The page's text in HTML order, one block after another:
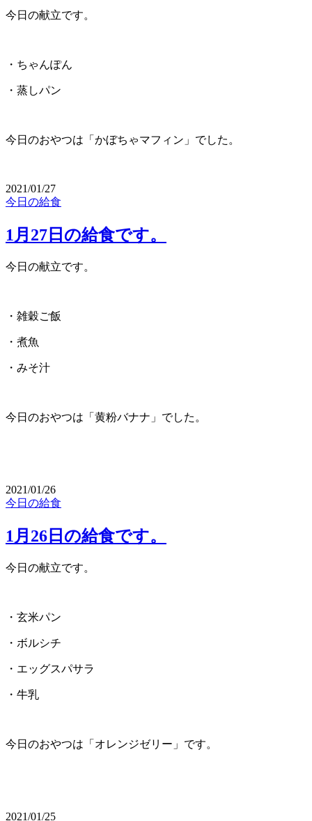
今日の献立です。
・ちゃんぽん
・蒸しパン
今日のおやつは「かぼちゃマフィン」でした。
2021/01/27
今日の給食
1月27日の給食です。
今日の献立です。
・雑穀ご飯
・煮魚
・みそ汁
今日のおやつは「黄粉バナナ」でした。
2021/01/26
今日の給食
1月26日の給食です。
今日の献立です。
・玄米パン
・ボルシチ
・エッグスパサラ
・牛乳
今日のおやつは「オレンジゼリー」です。
2021/01/25